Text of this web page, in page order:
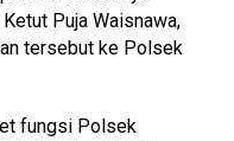
Puja Waisnawa,
tersebut ke Polsek
fungsi Polsek